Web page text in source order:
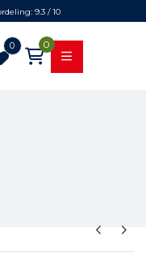
9.3 / 10
0 0